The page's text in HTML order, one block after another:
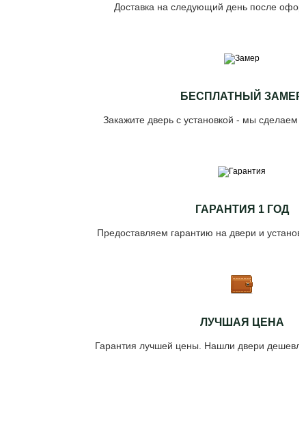
Доставка на следующий день после
БЕСПЛАТНЫЙ ЗАМЕР
Закажите дверь с установкой - мы сделаем
ГАРАНТИЯ 1 ГОД
Предоставляем гарантию на двери и
ЛУЧШАЯ ЦЕНА
Гарантия лучшей цены. Нашли двери